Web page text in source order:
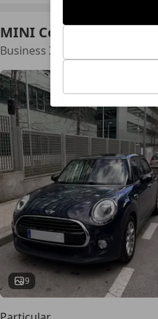
MINI Cooper D
Business XL
9